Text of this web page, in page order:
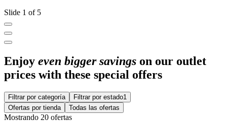
Slide 1 of 5
Enjoy even bigger savings on our outlet
prices with these special offers
Filtrar por categoría Filtrar por estado1
Ofertas por tienda
Todas las ofertas
Mostrando 20 ofertas